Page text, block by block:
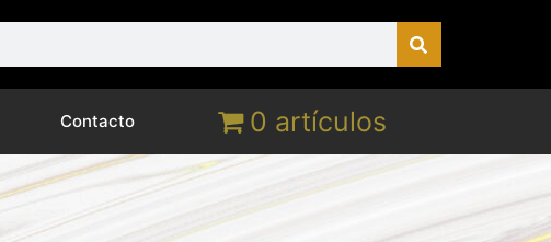
Contacto 0 artículos